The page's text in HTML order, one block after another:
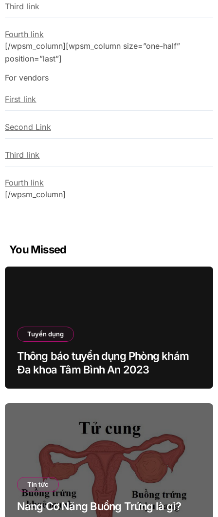
Third link
Fourth link
[/wpsm_column][wpsm_column size=”one-half”
position=”last”]
For vendors
First link
Second Link
Third link
Fourth link
[/wpsm_column]
You Missed
Tuyển dụng
Thông báo tuyển dụng Phòng khám
Đa khoa Tâm Bình An 2023
Tin tức
Nang Cơ Năng Buồng Trứng là gì?